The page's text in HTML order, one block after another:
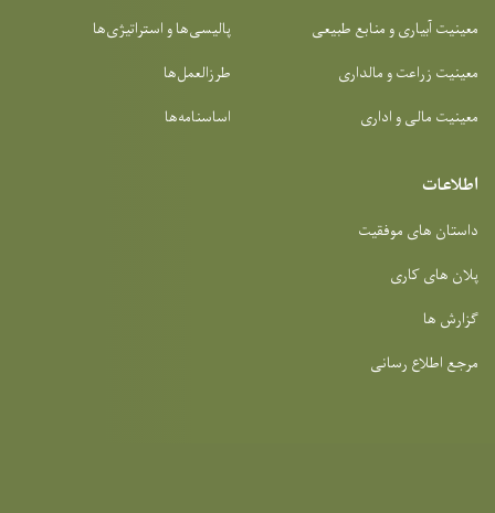
معینیت آبیاری و منابع طبیعی
معینیت زراعت و مالداری
معینیت مالی و اداری
پالیسی‌ها و استراتیژی‌ها
طرزالعمل‌ها
اساسنامه‌ها
اطلاعات
داستان های موفقیت
پلان های کاری
گزارش ها
مرجع اطلاع رسانی